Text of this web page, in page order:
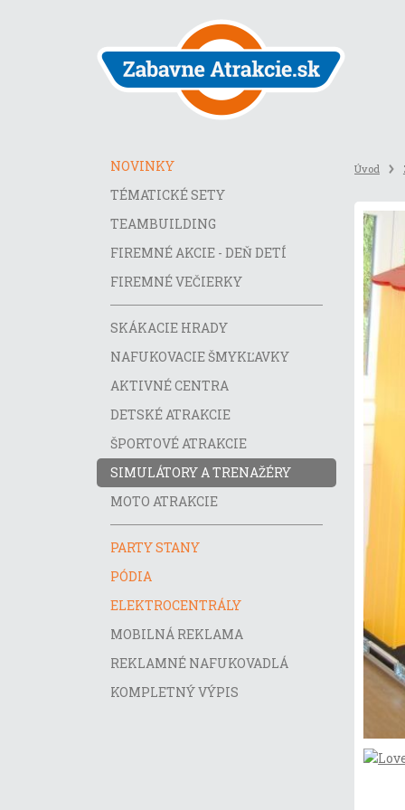
Úvod
NOVINKY
TÉMATICKÉ SETY
TEAMBUILDING
FIREMNÉ AKCIE - DEŇ DETÍ
FIREMNÉ VEČIERKY
SKÁKACIE HRADY
NAFUKOVACIE ŠMYKĽAVKY
AKTIVNÉ CENTRA
DETSKÉ ATRAKCIE
ŠPORTOVÉ ATRAKCIE
SIMULÁTORY A TRENAŽÉRY
MOTO ATRAKCIE
PARTY STANY
PÓDIA
ELEKTROCENTRÁLY
MOBILNÁ REKLAMA
REKLAMNÉ NAFUKOVADLÁ
KOMPLETNÝ VÝPIS